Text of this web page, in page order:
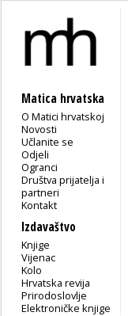
Matica hrvatska
O Matici hrvatskoj
Novosti
Učlanite se
Odjeli
Ogranci
Društva prijatelja i
partneri
Kontakt
Izdavaštvo
Knjige
Vijenac
Kolo
Hrvatska revija
Prirodoslovlje
Elektroničke knjige